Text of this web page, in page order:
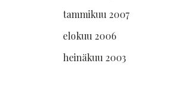
tammikuu 2007
elokuu 2006
heinäkuu 2003